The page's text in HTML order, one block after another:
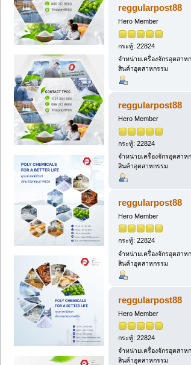
reggularpost88
Hero Member
กระทู้: 22824
จำหน่ายเครื่องจักรอุตสาห
สินค้าอุตสาหกรรม
reggularpost88
Hero Member
กระทู้: 22824
จำหน่ายเครื่องจักรอุตสาห
สินค้าอุตสาหกรรม
reggularpost88
Hero Member
กระทู้: 22824
จำหน่ายเครื่องจักรอุตสาห
สินค้าอุตสาหกรรม
reggularpost88
Hero Member
กระทู้: 22824
จำหน่ายเครื่องจักรอุตสาห
สินค้าอุตสาหกรรม